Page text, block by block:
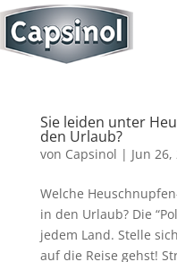
Sie leiden unter
den Urlaub?
von Capsinol | Jun 26,
Welche
in den Urlaub? Die
jedem Land. Stelle
auf die Reise gehst!